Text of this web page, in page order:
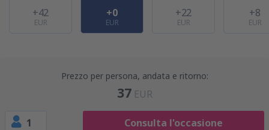
+42
EUR
+0
EUR
+22
EUR
+8
EUR
Prezzo per persona, andata e ritorno:
37 EUR
1 Consulta l'occasione